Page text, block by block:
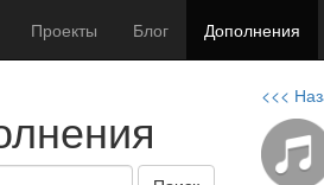
Проекты Блог Дополнения
<<<